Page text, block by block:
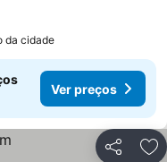
da cidade
Ver preços
Partilhar